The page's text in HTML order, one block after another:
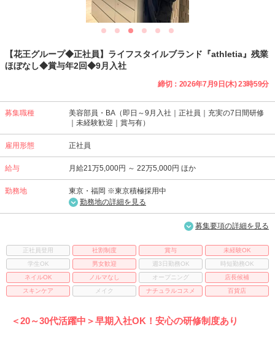
【花王グループ◆正社員】ライフスタイルブランド『athletia』残業
ほぼなし◆賞与年2回◆9月入社
締切：2026年7月9日(木) 23時59分
募集職種
美容部員・BA（即日～9月入社｜正社員｜充実の7日間研修
｜未経験歓迎｜賞与有）
雇用形態 正社員
給与 月給21万5,000円 ～ 22万5,000円 ほか
勤務地
東京・福岡 ※東京積極採用中
勤務地の詳細を見る
募集要項の詳細を見る
正社員登用 社割制度 賞与
未経験OK
学生OK
男女歓迎 週3日勤務OK
時短勤務OK
ネイルOK
ノルマなし オープニング
店長候補
スキンケア
メイク ナチュラルコスメ 百貨店
＜20～30代活躍中＞早期入社OK！安心の研修制度あり